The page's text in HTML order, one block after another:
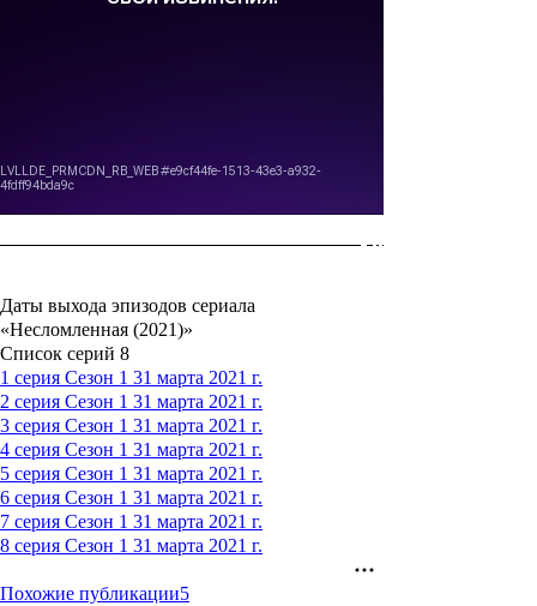
Даты выхода эпизодов сериала
«Несломленная (2021)»
Список серий 8
1 серия Сезон 1 31 марта 2021 г.
2 серия Сезон 1 31 марта 2021 г.
3 серия Сезон 1 31 марта 2021 г.
4 серия Сезон 1 31 марта 2021 г.
5 серия Сезон 1 31 марта 2021 г.
6 серия Сезон 1 31 марта 2021 г.
7 серия Сезон 1 31 марта 2021 г.
8 серия Сезон 1 31 марта 2021 г.
Похожие публикации5